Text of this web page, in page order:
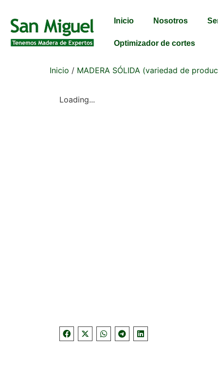
Inicio Nosotros
Optimizador de cortes
Inicio / MADERA SÓLIDA (variedad de
Loading...